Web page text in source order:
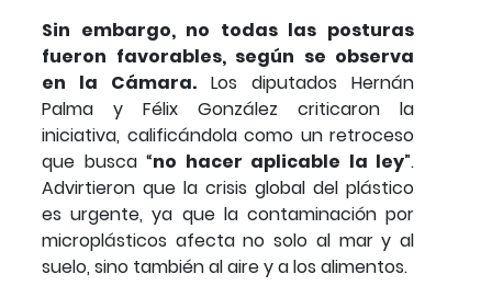
Sin embargo, no todas las posturas
fueron favorables, según se observa
en la Cámara. Los diputados Hernán
Palma y Félix González criticaron la
iniciativa, calificándola como un retroceso
que busca “no hacer aplicable la ley”.
Advirtieron que la crisis global del plástico
es urgente, ya que la contaminación por
microplásticos afecta no solo al mar y al
suelo, sino también al aire y a los alimentos.